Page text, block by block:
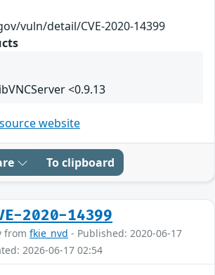
vuln/detail/CVE-2020-14399
<0.9.13
website
To clipboard
2020-14399
from fkie_nvd - Published: 2020-06-17
2026-06-17 02:54